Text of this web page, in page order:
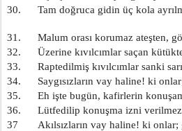
30.      Tam doğruca gidin üç kola
31.      Malum orası korumaz ateşten,
32.      Üzerine kıvılcımlar saçan
33.      Raptedilmiş kıvılcımlar sanki
34.      Saygısızların vay haline! ki
35.      Eh işte bugün, kafirlerin
36.      Lütfedilip konuşma izni
37       Akılsızların vay haline! ki